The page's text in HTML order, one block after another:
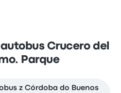
Crucero del
Parque
z Córdoba do Buenos